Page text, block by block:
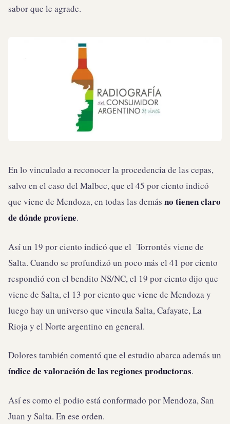
sabor que le agrade.
En lo vinculado a reconocer la procedencia de las cepas,
salvo en el caso del Malbec, que el 45 por ciento indicó
que viene de Mendoza, en todas las demás no tienen claro
de dónde proviene.
Así un 19 por ciento indicó que el Torrontés viene de
Salta. Cuando se profundizó un poco más el 41 por ciento
respondió con el bendito NS/NC, el 19 por ciento dijo que
viene de Salta, el 13 por ciento que viene de Mendoza y
luego hay un universo que vincula Salta, Cafayate, La
Rioja y el Norte argentino en general.
Dolores también comentó que el estudio abarca además un
índice de valoración de las regiones productoras.
Así es como el podio está conformado por Mendoza, San
Juan y Salta. En ese orden.